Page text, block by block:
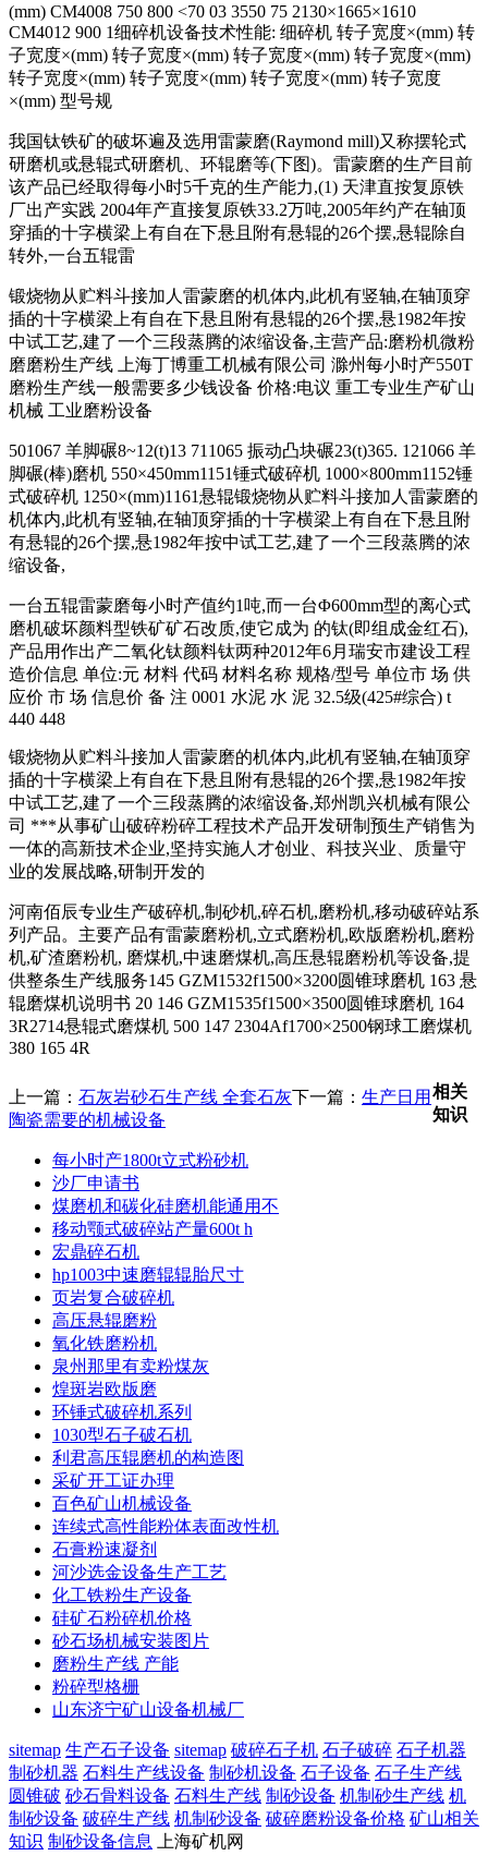
(mm) CM4008 750 800 <70 03 3550 75 2130×1665×1610
CM4012 900 1细碎机设备技术性能: 细碎机 转子宽度×(mm) 转
子宽度×(mm) 转子宽度×(mm) 转子宽度×(mm) 转子宽度×(mm)
转子宽度×(mm) 转子宽度×(mm) 转子宽度×(mm) 转子宽度
×(mm) 型号规
我国钛铁矿的破坏遍及选用雷蒙磨(Raymond mill)又称摆轮式
研磨机或悬辊式研磨机、环辊磨等(下图)。雷蒙磨的生产目前
该产品已经取得每小时5千克的生产能力,(1) 天津直按复原铁
厂出产实践 2004年产直接复原铁33.2万吨,2005年约产在轴顶
穿插的十字横梁上有自在下悬且附有悬辊的26个摆,悬辊除自
转外,一台五辊雷
锻烧物从贮料斗接加人雷蒙磨的机体内,此机有竖轴,在轴顶穿
插的十字横梁上有自在下悬且附有悬辊的26个摆,悬1982年按
中试工艺,建了一个三段蒸腾的浓缩设备,主营产品:磨粉机微粉
磨磨粉生产线 上海丁博重工机械有限公司 滁州每小时产550T
磨粉生产线一般需要多少钱设备 价格:电议 重工专业生产矿山
机械 工业磨粉设备
501067 羊脚碾8~12(t)13 711065 振动凸块碾23(t)365. 121066 羊
脚碾(棒)磨机 550×450mm1151锤式破碎机 1000×800mm1152锤
式破碎机 1250×(mm)1161悬辊锻烧物从贮料斗接加人雷蒙磨的
机体内,此机有竖轴,在轴顶穿插的十字横梁上有自在下悬且附
有悬辊的26个摆,悬1982年按中试工艺,建了一个三段蒸腾的浓
缩设备,
一台五辊雷蒙磨每小时产值约1吨,而一台Φ600mm型的离心式
磨机破坏颜料型铁矿矿石改质,使它成为 的钛(即组成金红石),
产品用作出产二氧化钛颜料钛两种2012年6月瑞安市建设工程
造价信息 单位:元 材料 代码 材料名称 规格/型号 单位市 场 供
应价 市 场 信息价 备 注 0001 水泥 水 泥 32.5级(425#综合) t
440 448
锻烧物从贮料斗接加人雷蒙磨的机体内,此机有竖轴,在轴顶穿
插的十字横梁上有自在下悬且附有悬辊的26个摆,悬1982年按
中试工艺,建了一个三段蒸腾的浓缩设备,郑州凯兴机械有限公
司 ***从事矿山破碎粉碎工程技术产品开发研制预生产销售为
一体的高新技术企业,坚持实施人才创业、科技兴业、质量守
业的发展战略,研制开发的
河南佰辰专业生产破碎机,制砂机,碎石机,磨粉机,移动破碎站系
列产品。主要产品有雷蒙磨粉机,立式磨粉机,欧版磨粉机,磨粉
机,矿渣磨粉机, 磨煤机,中速磨煤机,高压悬辊磨粉机等设备,提
供整条生产线服务145 GZM1532f1500×3200圆锥球磨机 163 悬
辊磨煤机说明书 20 146 GZM1535f1500×3500圆锥球磨机 164
3R2714悬辊式磨煤机 500 147 2304Af1700×2500钢球工磨煤机
380 165 4R
上一篇： 石灰岩砂石生产线 全套石灰下一篇： 生产日用
陶瓷需要的机械设备
相关
知识
每小时产1800t立式粉砂机
沙厂申请书
煤磨机和碳化硅磨机能通用不
移动颚式破碎站产量600t h
宏鼎碎石机
hp1003中速磨辊辊胎尺寸
页岩复合破碎机
高压悬辊磨粉
氧化铁磨粉机
泉州那里有卖粉煤灰
煌斑岩欧版磨
环锤式破碎机系列
1030型石子破石机
利君高压辊磨机的构造图
采矿开工证办理
百色矿山机械设备
连续式高性能粉体表面改性机
石膏粉速凝剂
河沙选金设备生产工艺
化工铁粉生产设备
硅矿石粉碎机价格
砂石场机械安装图片
磨粉生产线 产能
粉碎型格栅
山东济宁矿山设备机械厂
sitemap 生产石子设备 sitemap 破碎石子机 石子破碎 石子机器
制砂机器 石料生产线设备 制砂机设备 石子设备 石子生产线
圆锥破 砂石骨料设备 石料生产线 制砂设备 机制砂生产线 机
制砂设备 破碎生产线 机制砂设备 破碎磨粉设备价格 矿山相关
知识 制砂设备信息 上海矿机网